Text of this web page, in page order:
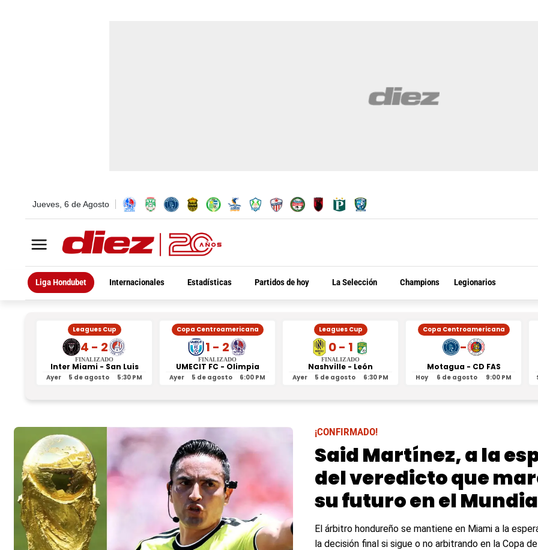
Jueves, 6 de Agosto
Liga Hondubet Internacionales Estadísticas Partidos de hoy La Selección Champions Legionarios
Leagues Cup
4 - 2
FINALIZADO
Inter Miami - San Luis
Ayer 5 de agosto 5:30 PM
Copa Centroamericana
1 - 2
FINALIZADO
UMECIT FC - Olimpia
Ayer 5 de agosto 6:00 PM
Leagues Cup
0 - 1
FINALIZADO
Nashville - León
Ayer 5 de agosto 6:30 PM
Copa Centroamericana
-
Motagua - CD FAS
Hoy 6 de agosto 9:00 PM
¡CONFIRMADO!
Said Martínez, a la
del veredicto que
su futuro en el
El árbitro hondureño se mantiene en Miami a la
la decisión final si sigue o no arbitrando en la Copa